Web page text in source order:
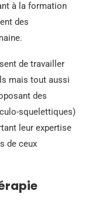
à la formation
des
de travailler
mais tout aussi
des
squelettiques)
leur expertise
de ceux